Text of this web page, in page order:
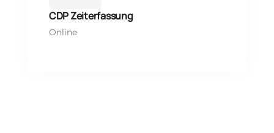
CDP Zeiterfassung
Online